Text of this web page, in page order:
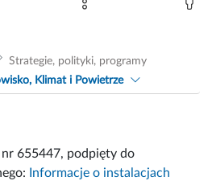
Strategie, polityki, programy
Klimat i Powietrze
nr 655447, podpięty do
Informacje o instalacjach